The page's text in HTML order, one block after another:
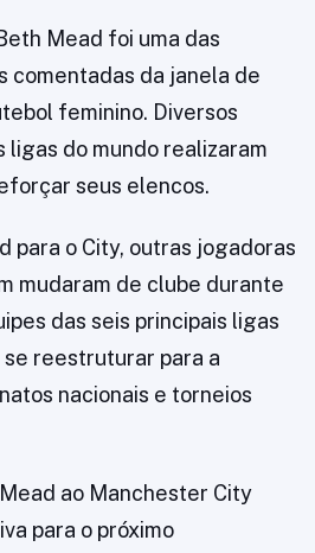
Mead foi uma das
comentadas da janela de
feminino. Diversos
ligas do mundo realizaram
seus elencos.
para o City, outras jogadoras
mudaram de clube durante
das seis principais ligas
se reestruturar para a
nacionais e torneios
ao Manchester City
para o próximo